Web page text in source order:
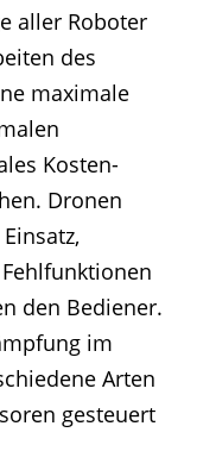
aller Roboter
des
maximale
Kosten-
Dronen
den Bediener.
im
Arten
gesteuert